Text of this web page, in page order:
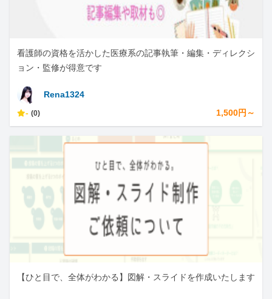
看護師の資格を活かした医療系の記事執筆・編集・ディレクシ
ョン・監修が得意です
Rena1324
- (0) 1,500円～
【ひと目で、全体がわかる】図解・スライドを作成いたします